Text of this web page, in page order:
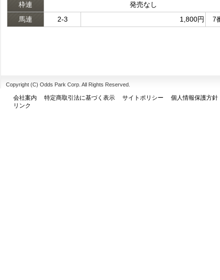
枠連
発売なし
馬連
2-3 1,800円 7
Copyright (C) Odds Park Corp. All Rights Reserved.
会社案内 特定商取引法に基づく表示 サイトポリシー
個人情報保護方針
リンク